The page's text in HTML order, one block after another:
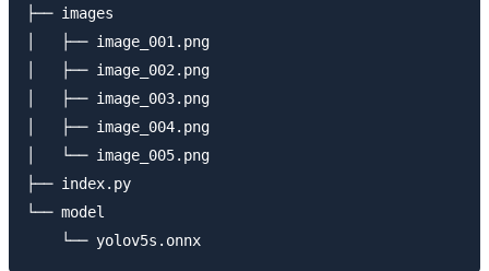
├── images
│   ├── image_001.png
│   ├── image_002.png
│   ├── image_003.png
│   ├── image_004.png
│   └── image_005.png
├── index.py
└── model